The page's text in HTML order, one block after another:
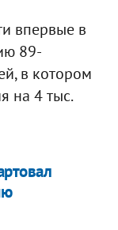
впервые в
89-
в котором
на 4 тыс.